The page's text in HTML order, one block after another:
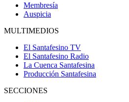
Membresía
Auspicia
MULTIMEDIOS
El Santafesino TV
El Santafesino Radio
La Cuenca Santafesina
Producción Santafesina
SECCIONES